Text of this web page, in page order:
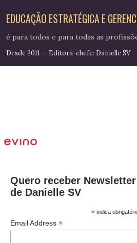
Pular para o
EDUCAÇÃO ESTRATÉGICA E
é para todos e para todas as
Desde 2011 — Editora-chefe: Danielle SV
Quero receber Newsletter
de Danielle SV
*indica
Email Address *